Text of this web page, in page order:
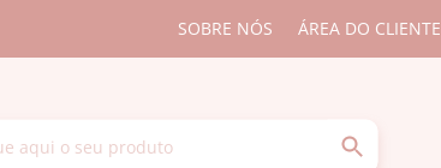
SOBRE NÓS ÁREA DO CLIENTE